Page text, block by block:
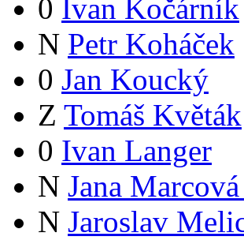
0 Ivan Kočárník
N Petr Koháček
0 Jan Koucký
Z Tomáš Květák
0 Ivan Langer
N Jana
N Jaroslav